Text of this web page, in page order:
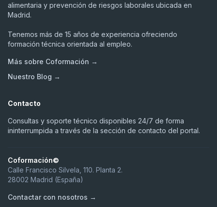
alimentaria y prevención de riesgos laborales ubicada en
Madrid.
Tenemos más de 15 años de experiencia ofreciendo
formación técnica orientada al empleo.
Más sobre Coformación →
Nuestro Blog →
Contacto
Consultas y soporte técnico disponibles 24/7 de forma
ininterrumpida a través de la sección de contacto del portal.
Coformación©
Calle Francisco Silvela, 110. Planta 2.
28002 Madrid (España)
Contactar con nosotros →